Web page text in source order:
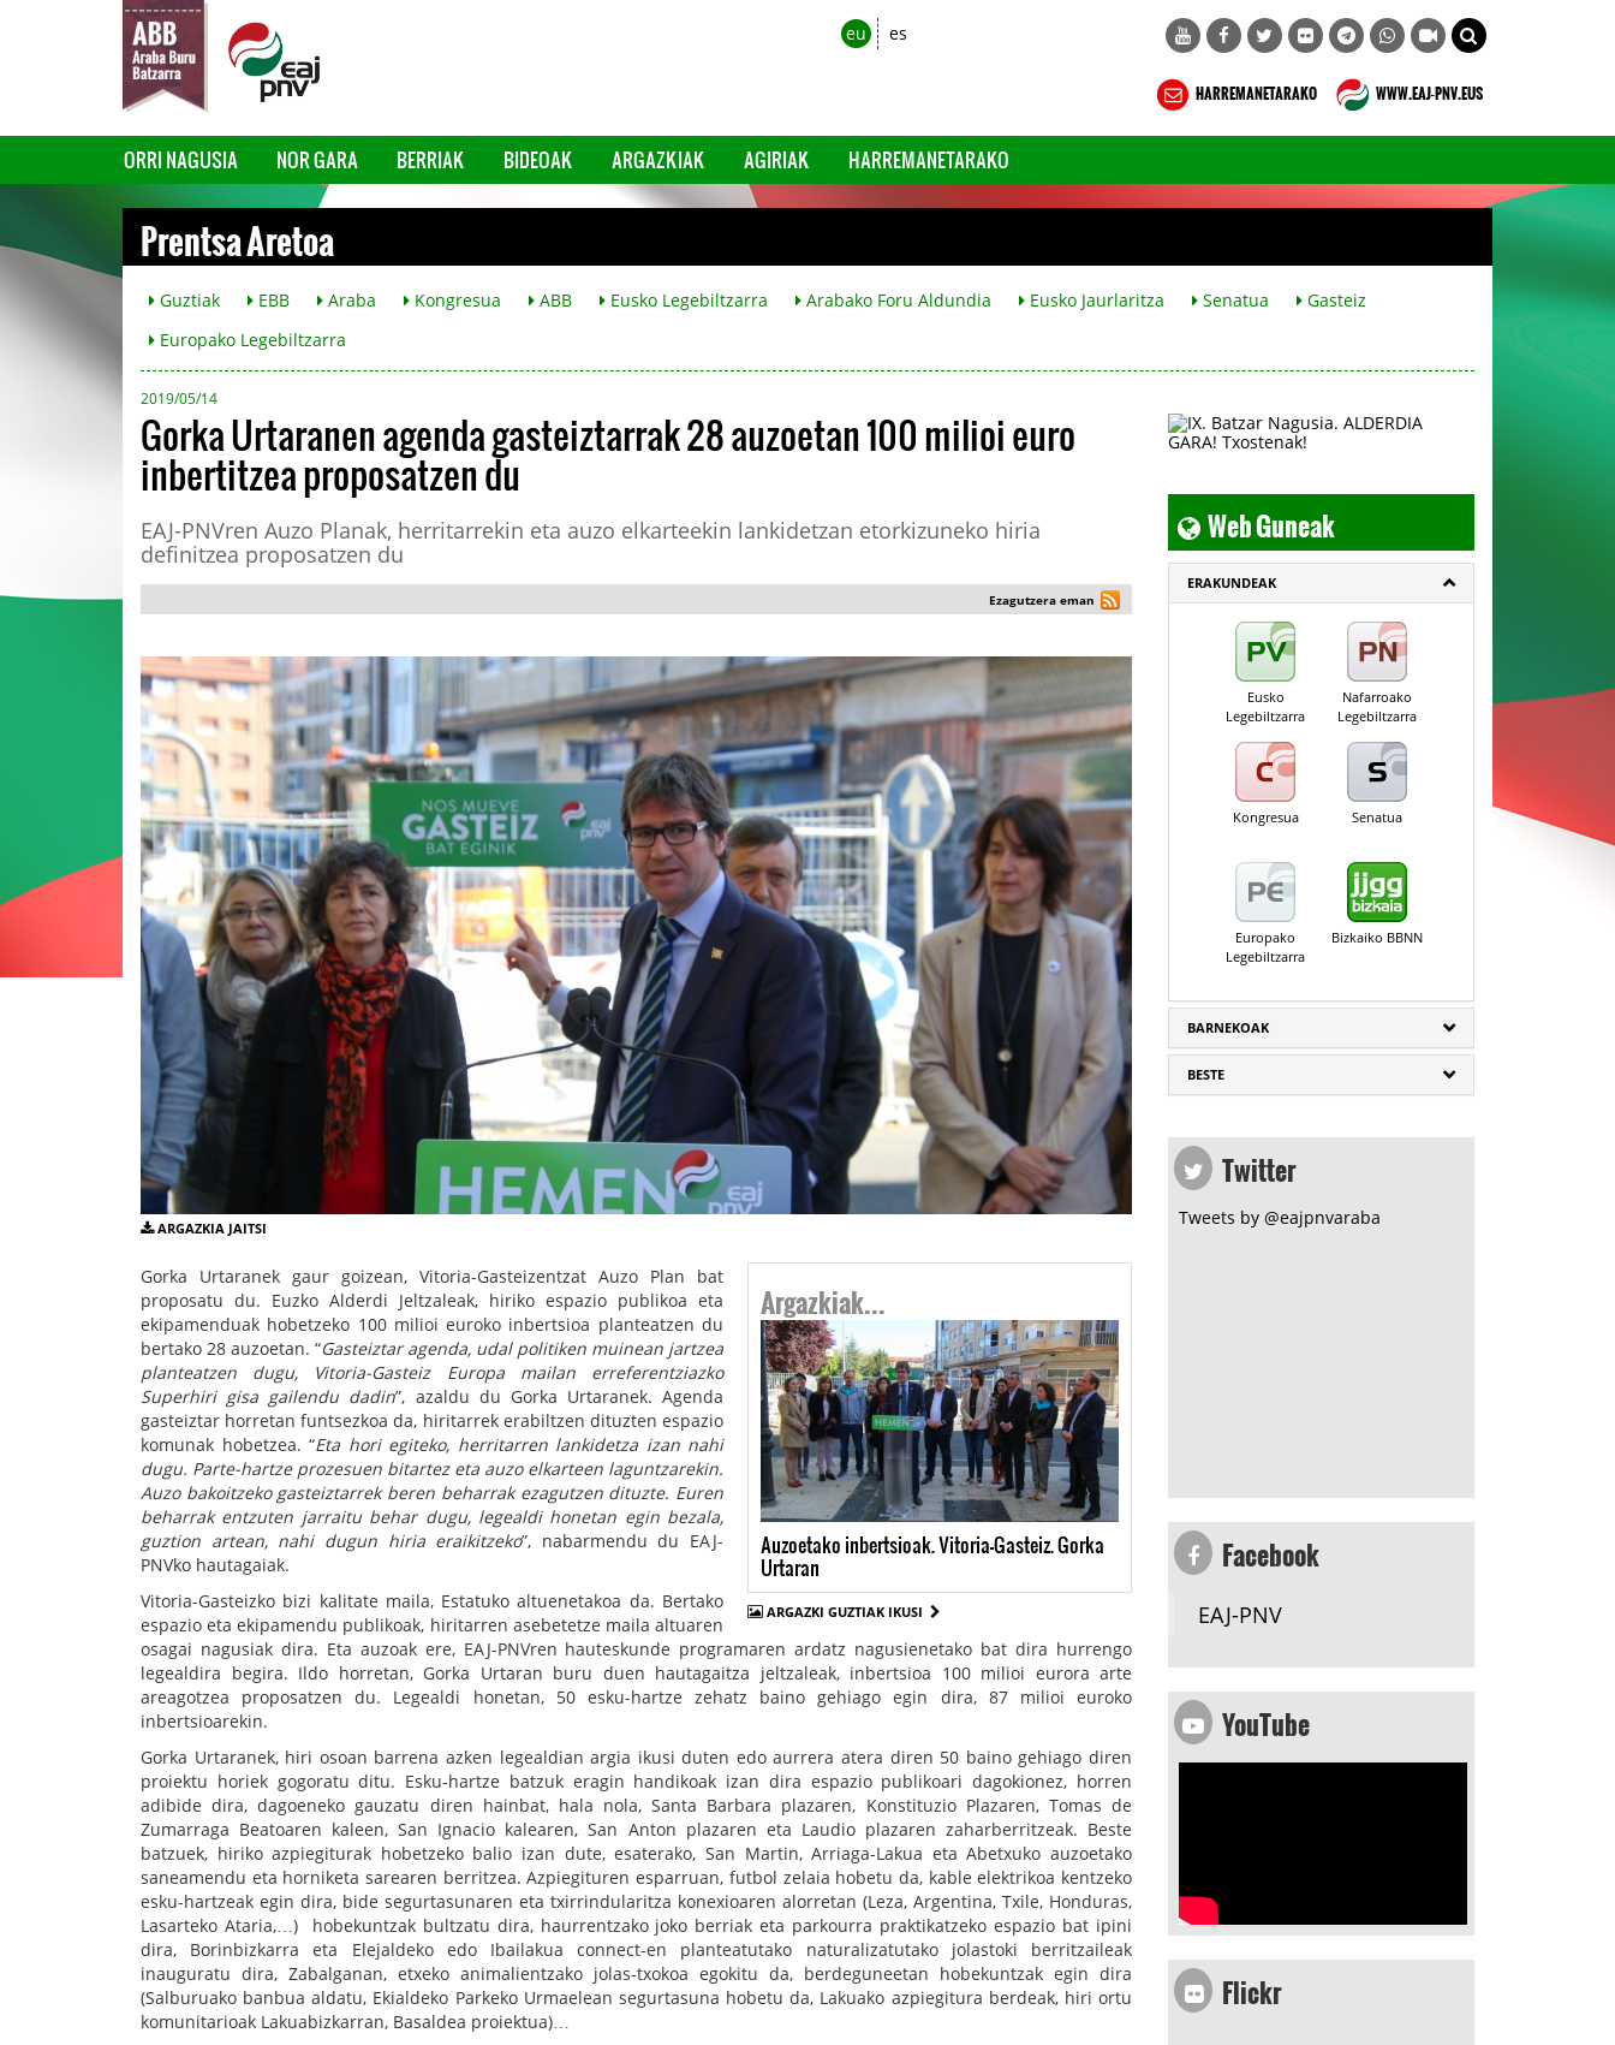
eu es
HARREMANETARAKO WWW.EAJ-PNV.EUS
ORRI NAGUSIA NOR GARA BERRIAK BIDEOAK ARGAZKIAK AGIRIAK HARREMANETARAKO
Prentsa Aretoa
Guztiak EBB Araba Kongresua ABB Eusko Legebiltzarra Arabako Foru Aldundia Eusko Jaurlaritza Senatua
Gasteiz
Europako Legebiltzarra
2019/05/14
Gorka Urtaranen agenda gasteiztarrak 28 auzoetan 100 milioi euro
inbertitzea proposatzen du
EAJ-PNVren Auzo Planak, herritarrekin eta auzo elkarteekin lankidetzan etorkizuneko hiria
definitzea proposatzen du
Ezagutzera eman
ARGAZKIA JAITSI
Argazkiak...
Auzoetako inbertsioak. Vitoria-Gasteiz. Gorka
Urtaran
ARGAZKI GUZTIAK IKUSI
Gorka Urtaranek gaur goizean, Vitoria-Gasteizentzat Auzo Plan bat
proposatu du. Euzko Alderdi Jeltzaleak, hiriko espazio publikoa eta
ekipamenduak hobetzeko 100 milioi euroko inbertsioa planteatzen du
bertako 28 auzoetan. “Gasteiztar agenda, udal politiken muinean jartzea
planteatzen dugu, Vitoria-Gasteiz Europa mailan erreferentziazko
Superhiri gisa gailendu dadin”, azaldu du Gorka Urtaranek. Agenda
gasteiztar horretan funtsezkoa da, hiritarrek erabiltzen dituzten espazio
komunak hobetzea. “Eta hori egiteko, herritarren lankidetza izan nahi
dugu. Parte-hartze prozesuen bitartez eta auzo elkarteen laguntzarekin.
Auzo bakoitzeko gasteiztarrek beren beharrak ezagutzen dituzte. Euren
beharrak entzuten jarraitu behar dugu, legealdi honetan egin bezala,
guztion artean, nahi dugun hiria eraikitzeko”, nabarmendu du EAJ-
PNVko hautagaiak.
Vitoria-Gasteizko bizi kalitate maila, Estatuko altuenetakoa da. Bertako
espazio eta ekipamendu publikoak, hiritarren asebetetze maila altuaren
osagai nagusiak dira. Eta auzoak ere, EAJ-PNVren hauteskunde programaren ardatz nagusienetako bat dira hurrengo
legealdira begira. Ildo horretan, Gorka Urtaran buru duen hautagaitza jeltzaleak, inbertsioa 100 milioi eurora arte
areagotzea proposatzen du. Legealdi honetan, 50 esku-hartze zehatz baino gehiago egin dira, 87 milioi euroko
inbertsioarekin.
Gorka Urtaranek, hiri osoan barrena azken legealdian argia ikusi duten edo aurrera atera diren 50 baino gehiago diren
proiektu horiek gogoratu ditu. Esku-hartze batzuk eragin handikoak izan dira espazio publikoari dagokionez, horren
adibide dira, dagoeneko gauzatu diren hainbat, hala nola, Santa Barbara plazaren, Konstituzio Plazaren, Tomas de
Zumarraga Beatoaren kaleen, San Ignacio kalearen, San Anton plazaren eta Laudio plazaren zaharberritzeak. Beste
batzuek, hiriko azpiegiturak hobetzeko balio izan dute, esaterako, San Martin, Arriaga-Lakua eta Abetxuko auzoetako
saneamendu eta horniketa sarearen berritzea. Azpiegituren esparruan, futbol zelaia hobetu da, kable elektrikoa kentzeko
esku-hartzeak egin dira, bide segurtasunaren eta txirrindularitza konexioaren alorretan (Leza, Argentina, Txile, Honduras,
Lasarteko Ataria,…) hobekuntzak bultzatu dira, haurrentzako joko berriak eta parkourra praktikatzeko espazio bat ipini
dira, Borinbizkarra eta Elejaldeko edo Ibailakua connect-en planteatutako naturalizatutako jolastoki berritzaileak
inauguratu dira, Zabalganan, etxeko animalientzako jolas-txokoa egokitu da, berdeguneetan hobekuntzak egin dira
(Salburuako banbua aldatu, Ekialdeko Parkeko Urmaelean segurtasuna hobetu da, Lakuako azpiegitura berdeak, hiri ortu
komunitarioak Lakuabizkarran, Basaldea proiektua)…
Web Guneak
ERAKUNDEAK
Eusko
Legebiltzarra
Nafarroako
Legebiltzarra
Kongresua Senatua
Europako
Legebiltzarra
Bizkaiko BBNN
BARNEKOAK
BESTE
Twitter
Tweets by @eajpnvaraba
Facebook
EAJ-PNV
YouTube
Flickr